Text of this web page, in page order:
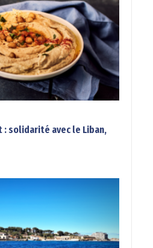
: solidarité avec le Liban,